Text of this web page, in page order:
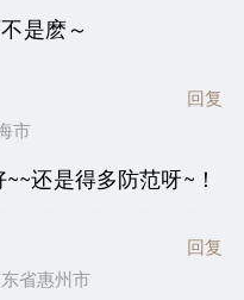
是麽～
市
回复
还是得多防范呀~！
省惠州市
回复